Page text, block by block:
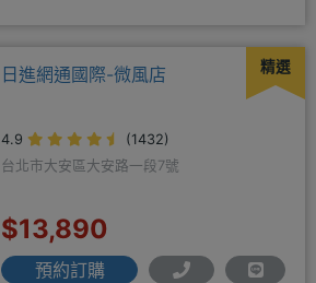
精選
日進網通國際-微風店
4.9
(1432)
台北市大安區大安路一段7號
$13,890
預約訂購